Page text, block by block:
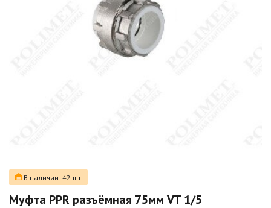
В наличии: 42 шт.
Муфта PPR разъёмная 75мм VT 1/5